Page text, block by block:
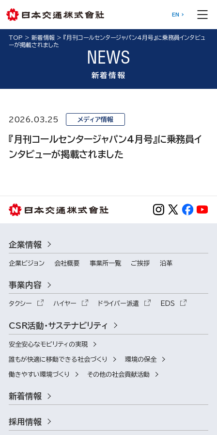
EN
TOP > 新着情報> 『月刊コールセンタージャパン4月号』に乗務員インタビュ
ーが掲載されました
NEWS
新着情報
2026.03.25 メディア情報
『月刊コールセンタージャパン4月号』に乗務員イ
ンタビューが掲載されました
企業情報
企業ビジョン 会社概要 事業所一覧 ご挨拶 沿革
事業内容
タクシー ハイヤー ドライバー派遣 EDS
CSR活動・サステナビリティ
安全安心なモビリティの実現
誰もが快適に移動できる社会づくり 環境の保全
働きやすい環境づくり その他の社会貢献活動
新着情報
採用情報